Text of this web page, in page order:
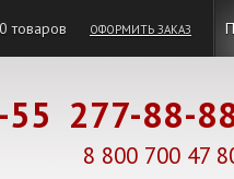
0товаров ОФОРМИТЬ ЗАКАЗ
277-88-
8 800 700 47